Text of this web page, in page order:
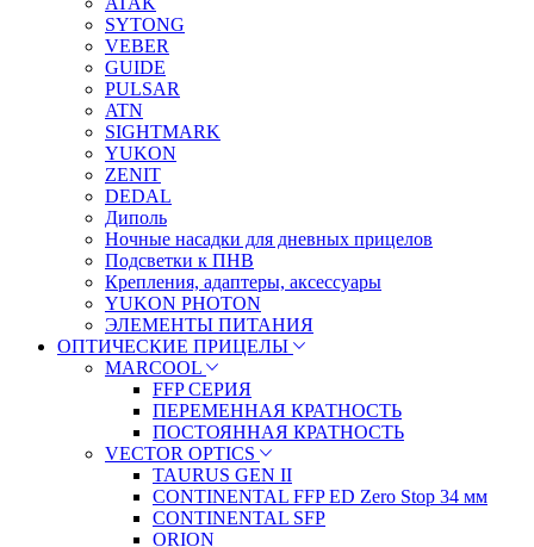
SYTONG
VEBER
GUIDE
PULSAR
ATN
SIGHTMARK
YUKON
ZENIT
DEDAL
Диполь
Ночные насадки для дневных прицелов
Подсветки к ПНВ
Крепления, адаптеры, аксессуары
YUKON PHOTON
ЭЛЕМЕНТЫ ПИТАНИЯ
ОПТИЧЕСКИЕ ПРИЦЕЛЫ
MARCOOL
FFP СЕРИЯ
ПЕРЕМЕННАЯ КРАТНОСТЬ
ПОСТОЯННАЯ КРАТНОСТЬ
VECTOR OPTICS
TAURUS GEN II
CONTINENTAL FFP ED Zero Stop 34 мм
CONTINENTAL SFP
ORION